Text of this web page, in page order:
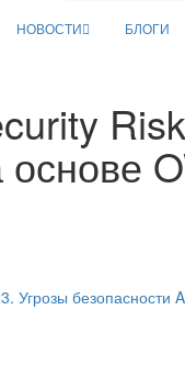
НОВОСТИ БЛОГИ
Угрозы безопасности